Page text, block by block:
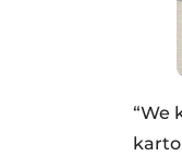
“We